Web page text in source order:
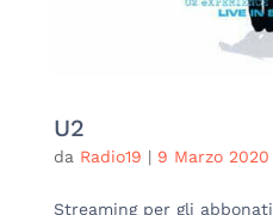
U2
da Radio19 | 9 Marzo 2020
Streaming per gli abbonati